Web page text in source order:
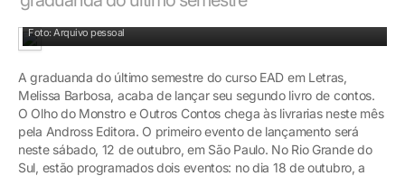
Foto: Arquivo pessoal
A graduanda do último semestre do curso EAD em Letras,
Melissa Barbosa, acaba de lançar seu segundo livro de contos.
O Olho do Monstro e Outros Contos chega às livrarias neste mês
pela Andross Editora. O primeiro evento de lançamento será
neste sábado, 12 de outubro, em São Paulo. No Rio Grande do
Sul, estão programados dois eventos: no dia 18 de outubro, a